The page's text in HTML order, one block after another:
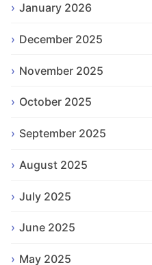
January 2026
December 2025
November 2025
October 2025
September 2025
August 2025
July 2025
June 2025
May 2025